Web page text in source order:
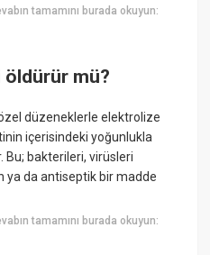
tamamını burada okuyun:
mü?
düzeneklerle elektrolize
içerisindeki yoğunlukla
Bu; bakterileri, virüsleri
ya da antiseptik bir madde
tamamını burada okuyun: